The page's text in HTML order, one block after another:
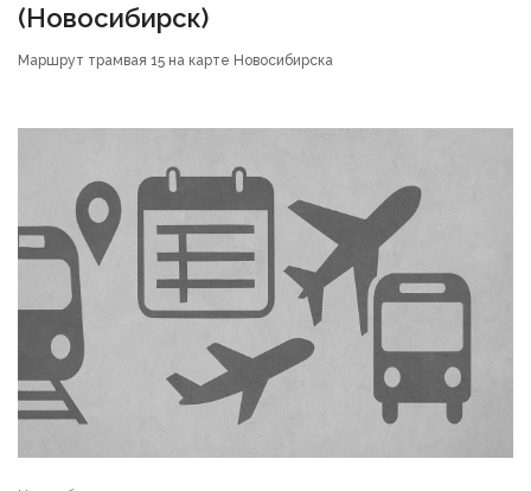
(Новосибирск)
Маршрут трамвая 15 на карте Новосибирска